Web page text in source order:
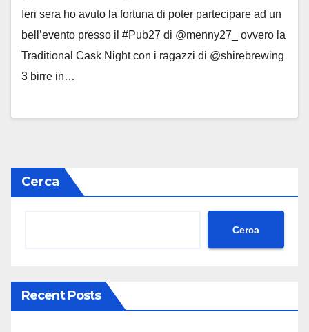
Ieri sera ho avuto la fortuna di poter partecipare ad un
bell’evento presso il #Pub27 di @menny27_ ovvero la
Traditional Cask Night con i ragazzi di @shirebrewing
3 birre in…
Cerca
Cerca
Recent Posts